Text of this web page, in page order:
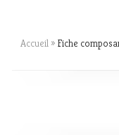
Accueil » Fiche